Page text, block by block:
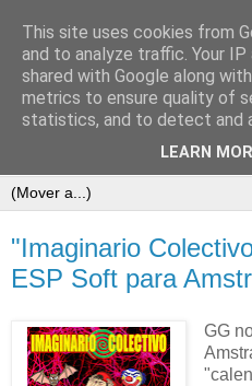
"Imaginario
ESP Soft para
GG
This site uses cookies from
and to analyze traffic. Your
shared with Google along
metrics to ensure quality of
statistics, and to detect and
LEARN